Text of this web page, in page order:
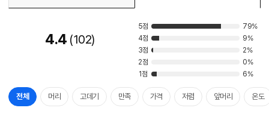
4.4 102
5점
79%
4점
9%
3점
2%
2점
0%
1점
6%
전체 머리 고데기 만족 가격 저렴 앞머리 온도